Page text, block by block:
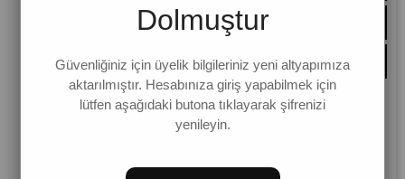
Dolmuştur
Güvenliğiniz için üyelik bilgileriniz yeni altyapımıza
aktarılmıştır. Hesabınıza giriş yapabilmek için
lütfen aşağıdaki butona tıklayarak şifrenizi
yenileyin.